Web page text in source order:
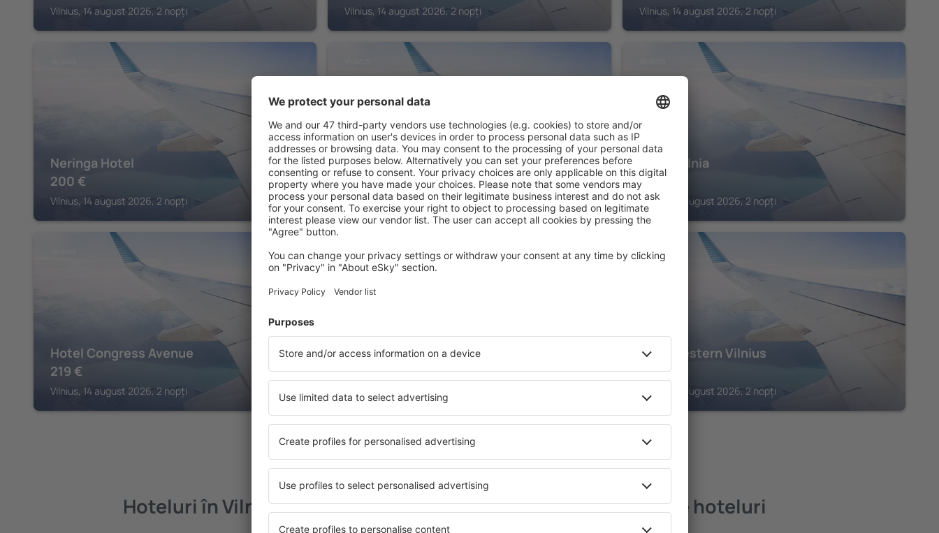
Vilnius, 14 august 2026, 2 nopți Vilnius, 14 august 2026, 2 nopți Vilnius, 14 august 2026, 2 nopți
Neringa Hotel
200 €
Vilnius, 14 august 2026, 2 nopți
Artagonist Art Hotel
434€
Vilnius, 14 august 2026, 2 nopți
Hotel Vilnia
322 €
Vilnius, 14 august 2026, 2 nopți
Hotel Congress Avenue
219 €
Vilnius, 14 august 2026, 2 nopți
VILNIUS
Vilnius Park Plaza
206€
Vilnius, 14 august 2026, 2 nopți
VILNIUS
Best Western Vilnius
152€
Vilnius, 14 august 2026, 2 nopți
Vedeți mai multe hoteluri în Vilnius
Hoteluri în Vilnius Vilnius – cele mai bune hoteluri